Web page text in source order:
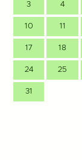
3 4
10 11
17 18
24 25
31